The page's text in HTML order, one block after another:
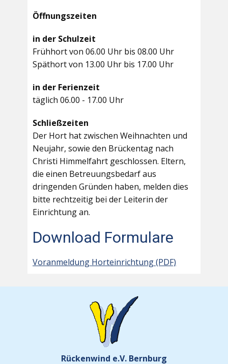
Öffnungszeiten
in der Schulzeit
Frühhort von 06.00 Uhr bis 08.00 Uhr
Späthort von 13.00 Uhr bis 17.00 Uhr
in der Ferienzeit
täglich 06.00 - 17.00 Uhr
Schließzeiten
Der Hort hat zwischen Weihnachten und
Neujahr, sowie den Brückentag nach
Christi Himmelfahrt geschlossen. Eltern,
die einen Betreuungsbedarf aus
dringenden Gründen haben, melden dies
bitte rechtzeitig bei der Leiterin der
Einrichtung an.
Download Formulare
Voranmeldung Horteinrichtung (PDF)
Rückenwind e.V. Bernburg